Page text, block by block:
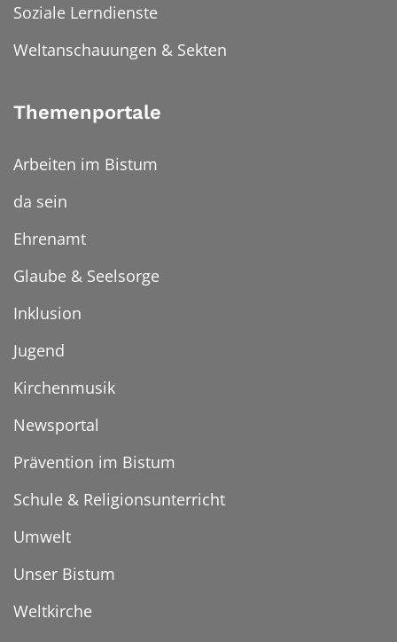
Soziale Lerndienste
Weltanschauungen & Sekten
Themenportale
Arbeiten im Bistum
da sein
Ehrenamt
Glaube & Seelsorge
Inklusion
Jugend
Kirchenmusik
Newsportal
Prävention im Bistum
Schule & Religionsunterricht
Umwelt
Unser Bistum
Weltkirche